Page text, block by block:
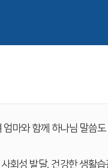
마와 함께 하나님 말씀
회성 발달, 건강한 생활